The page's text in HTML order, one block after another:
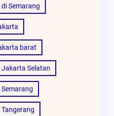
Semarang
barat
Selatan